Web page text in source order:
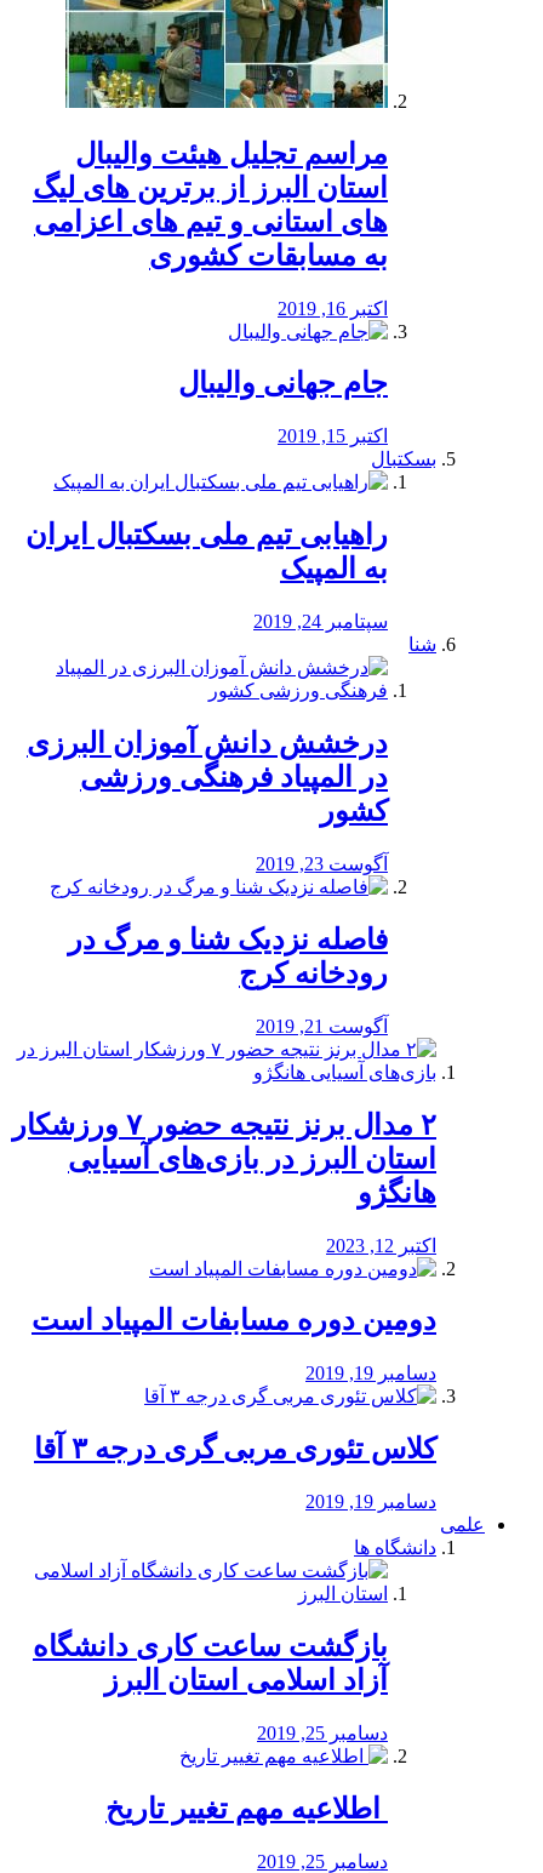
مراسم تجلیل هیئت والیبال
استان البرز از برترین های لیگ
های استانی و تیم های اعزامی
به مسابقات کشوری
اکتبر 16, 2019
جام جهانی والیبال
اکتبر 15, 2019
بسکتبال
راهیابی تیم ملی بسکتبال ایران
به المپیک
سپتامبر 24, 2019
شنا
درخشش دانش آموزان البرزی
در المپیاد فرهنگی ورزشی
کشور
آگوست 23, 2019
️فاصله نزدیک شنا و مرگ در
رودخانه کرج
آگوست 21, 2019
۲ مدال برنز نتیجه حضور ۷ ورزشکار
استان البرز در بازی‌های آسیایی
هانگژو
اکتبر 12, 2023
دومین دوره مسابفات المپیاد است
دسامبر 19, 2019
کلاس تئوری مربی گری درجه ۳ آقا
دسامبر 19, 2019
علمی
دانشگاه ها
بازگشت ساعت کاری دانشگاه
آزاد اسلامی استان البرز
دسامبر 25, 2019
️ اطلاعیه مهم تغییر تاریخ
دسامبر 25, 2019